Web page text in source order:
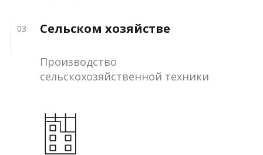
03 Сельском хозяйстве
Производство
сельскохозяйственной техники